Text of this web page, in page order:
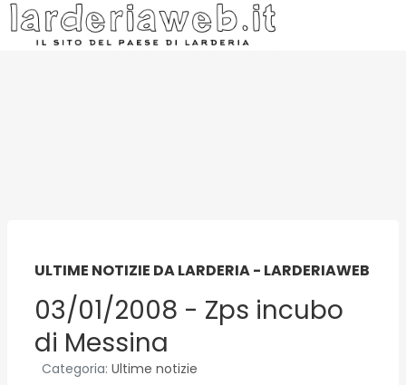
ULTIME NOTIZIE DA LARDERIA - LARDERIAWEB
03/01/2008 - Zps incubo
di Messina
Categoria: Ultime notizie